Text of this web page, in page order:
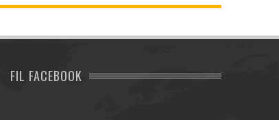
FIL FACEBOOK